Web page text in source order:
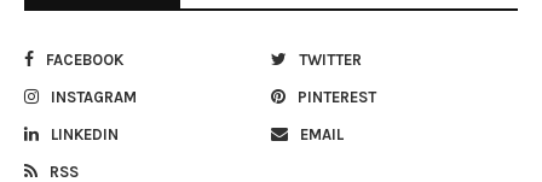
FACEBOOK TWITTER
INSTAGRAM PINTEREST
LINKEDIN EMAIL
RSS